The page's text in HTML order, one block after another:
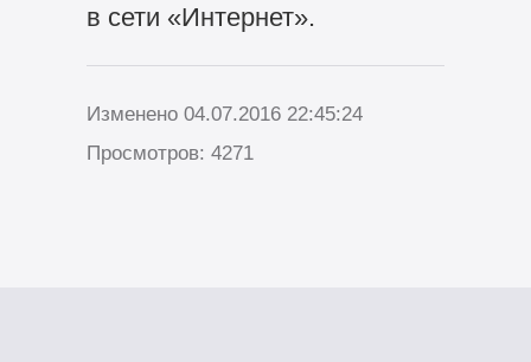
в сети «Интернет».
Изменено 04.07.2016 22:45:24
Просмотров: 4271